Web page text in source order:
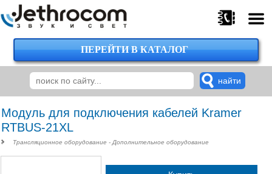
375
224-
00-
00
29
ПЕРЕЙТИ В КАТАЛОГ
Модуль для подключения кабелей Kramer
RTBUS-21XL
Трансляционное оборудование - Дополнительное оборудование